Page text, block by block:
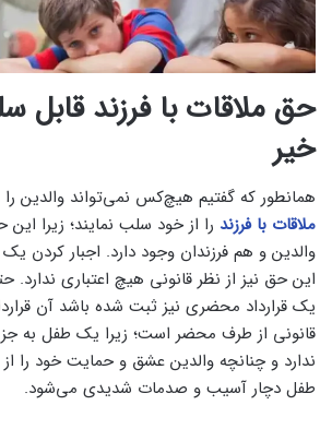
حق ملاقات با فرزند
خیر
همانطور که گفتیم هیچ‌کس نمی‌تواند والدین را
ملاقات با فرزند را از خود سلب نمایند؛ زیرا
والدین و هم فرزندان وجود دارد. اجبار کردن
این حق نیز از نظر قانونی هیچ اعتباری ندارد.
یک قرارداد محضری نیز ثبت شده باشد آن
قانونی از طرف محضر است؛ زیرا یک طفل به
ندارد و چنانچه والدین عشق و حمایت خود را از
طفل دچار آسیب و صدمات شدیدی می‌شود.